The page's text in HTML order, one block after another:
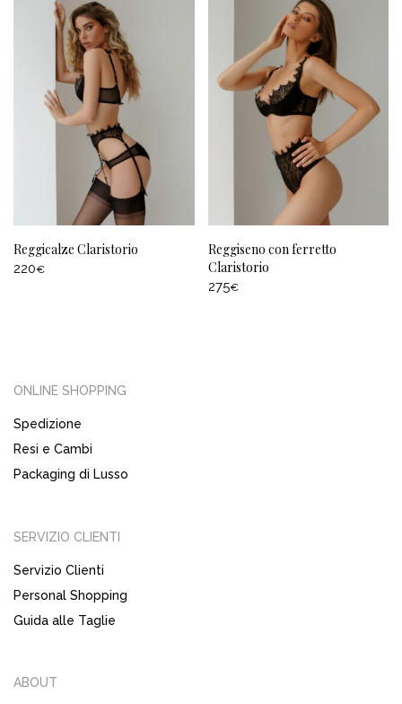
Reggicalze Claristorio
220€
Reggiseno con ferretto
Claristorio
275€
ONLINE SHOPPING
Spedizione
Resi e Cambi
Packaging di Lusso
SERVIZIO CLIENTI
Servizio Clienti
Personal Shopping
Guida alle Taglie
ABOUT